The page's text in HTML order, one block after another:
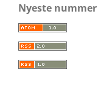
Nyeste nummer